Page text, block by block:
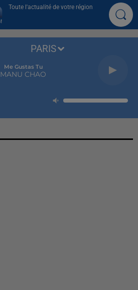
Toute l'actualité de votre région
Me Gustas Tu
MANU CHAO
PARIS